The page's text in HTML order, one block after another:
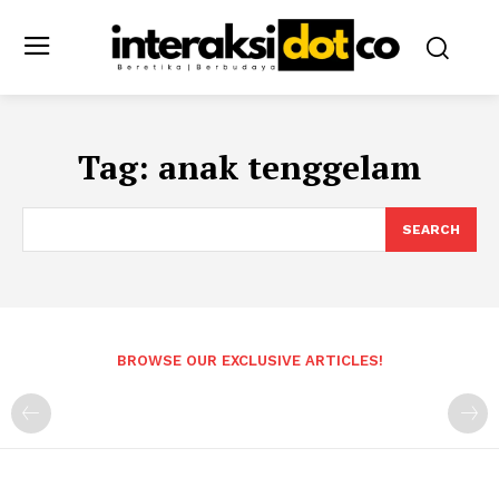
Tag: anak tenggelam
SEARCH
BROWSE OUR EXCLUSIVE ARTICLES!